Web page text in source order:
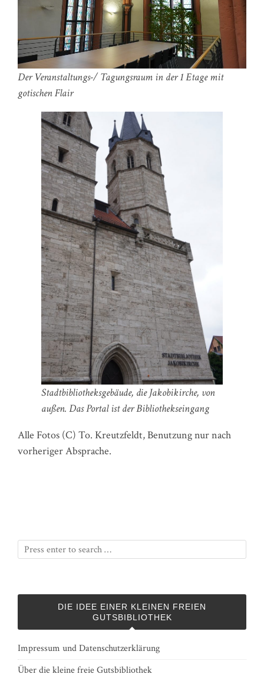
Der Veranstaltungs-/ Tagungsraum in der 1 Etage mit
gotischen Flair
Stadtbibliotheksgebäude, die Jakobikirche, von
außen. Das Portal ist der Bibliothekseingang
Alle Fotos (C) To. Kreutzfeldt, Benutzung nur nach
vorheriger Absprache.
DIE IDEE EINER KLEINEN FREIEN
GUTSBIBLIOTHEK
Impressum und Datenschutzerklärung
Über die kleine freie Gutsbibliothek